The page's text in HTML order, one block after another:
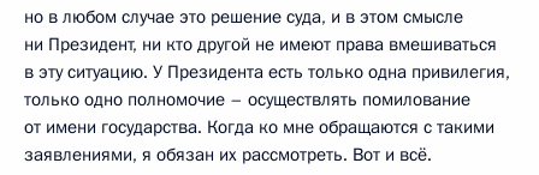
но в любом случае это решение суда, и в этом смысле
ни Президент, ни кто другой не имеют права вмешиваться
в эту ситуацию. У Президента есть только одна привилегия,
только одно полномочие – осуществлять помилование
от имени государства. Когда ко мне обращаются с такими
заявлениями, я обязан их рассмотреть. Вот и всё.